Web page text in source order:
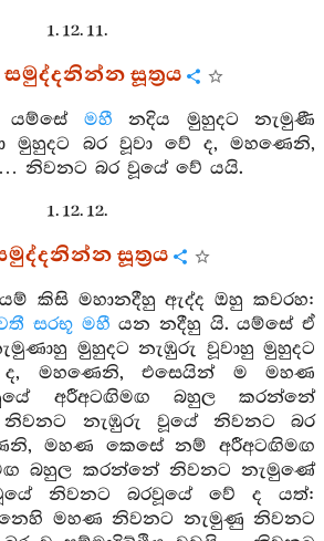
1. 12. 11.
සූත්‍රය
යම්සේ මහී නදිය මුහුදට නැමුණී
මුහුදට බර වූවා වේ ද, මහණෙනි,
නිවනට බර වූයේ වේ යයි.
1. 12. 12.
සූත්‍රය
කිසි මහානදීහු ඇද්ද ඔහු කවරහ:
සරභූ මහී යන නදීහු යි. යම්සේ ඒ
මුහුදට නැඹුරු වූවාහු මුහුදට
ද, මහණෙනි, එසෙයින් ම මහණ
අරීඅටඟිමඟ බහුල කරන්නේ
නැඹුරු වූයේ නිවනට බර
මහණ කෙසේ නම් අරීඅටඟිමඟ
බහුල කරන්නේ නිවනට නැමුණේ
නිවනට බරවූයේ වේ ද යත්:
මහණ නිවනට නැමුණු නිවනට